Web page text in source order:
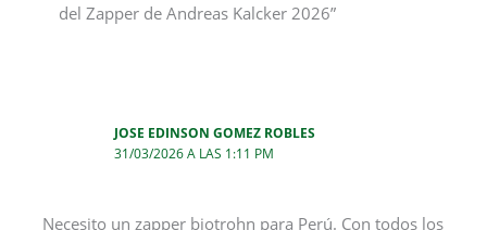
del Zapper de Andreas Kalcker 2026”
JOSE EDINSON GOMEZ ROBLES
31/03/2026 A LAS 1:11 PM
Necesito un zapper biotrohn para Perú. Con todos los